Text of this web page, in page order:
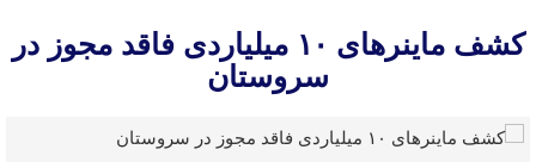
کشف ماینرهای ۱۰ میلیاردی فاقد مجوز در
سروستان